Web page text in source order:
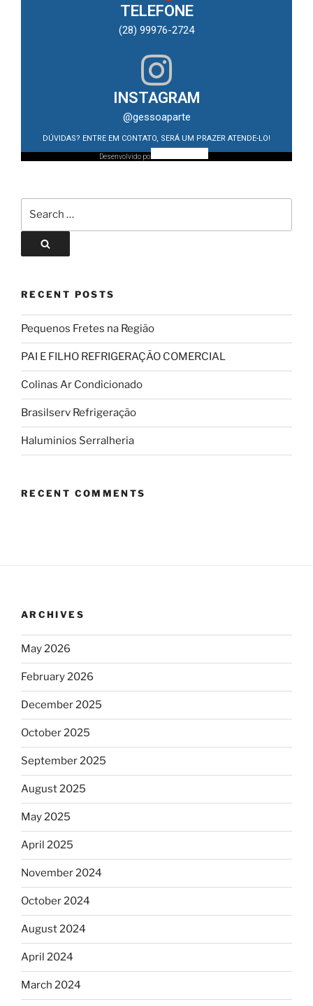
TELEFONE
(28) 99976-2724
INSTAGRAM
@gessoaparte
DÚVIDAS? ENTRE EM CONTATO, SERÁ UM PRAZER ATENDE-LO!
Desenvolvido por:
RECENT POSTS
Pequenos Fretes na Região
PAI E FILHO REFRIGERAÇÃO COMERCIAL
Colinas Ar Condicionado
Brasilserv Refrigeração
Haluminios Serralheria
RECENT COMMENTS
ARCHIVES
May 2026
February 2026
December 2025
October 2025
September 2025
August 2025
May 2025
April 2025
November 2024
October 2024
August 2024
April 2024
March 2024